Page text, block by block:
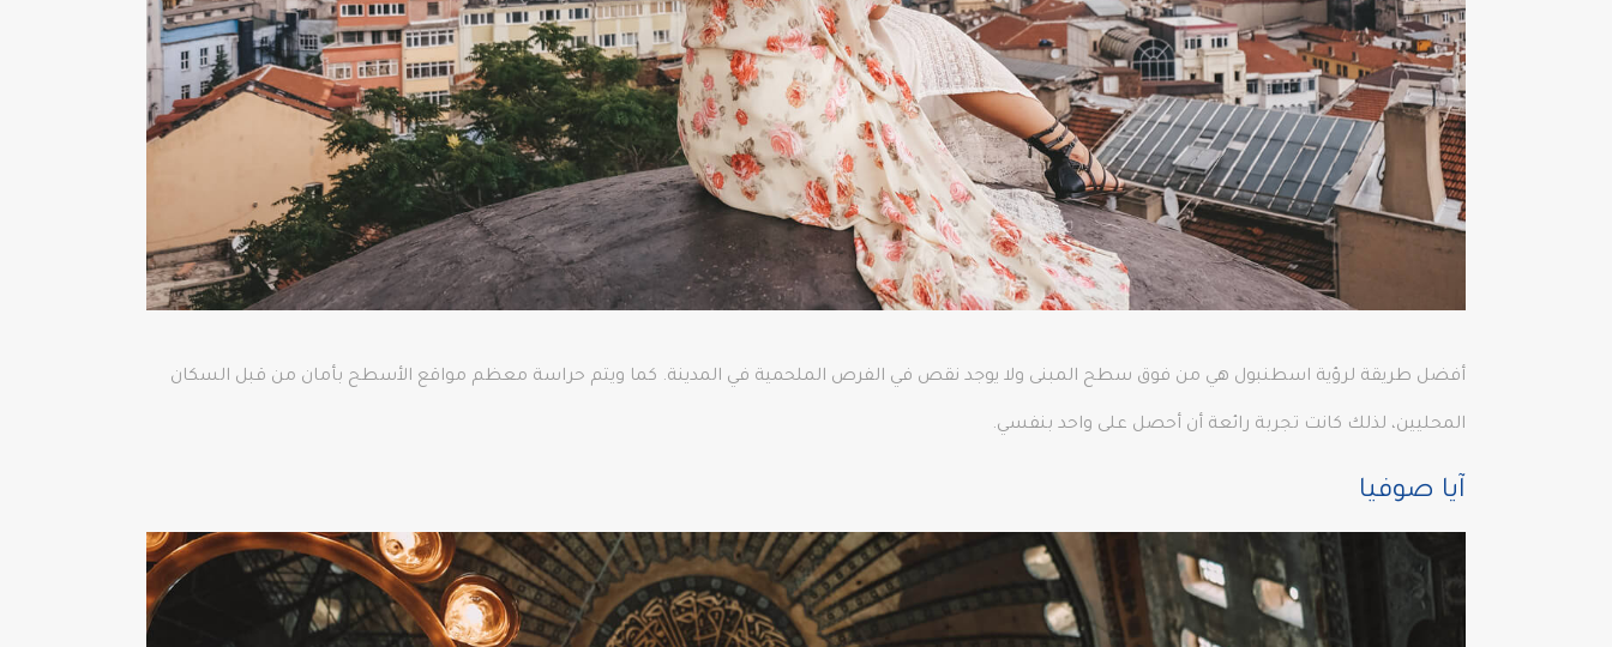
أفضل طريقة لرؤية اسطنبول هي من فوق سطح المبنى ولا يوجد نقص في الفرص الملحمية في المدينة. كما ويتم حراسة معظم مواقع الأسطح بأمان من قبل السكان
المحليين، لذلك كانت تجربة رائعة أن أحصل على واحد بنفسي.
آيا صوفيا